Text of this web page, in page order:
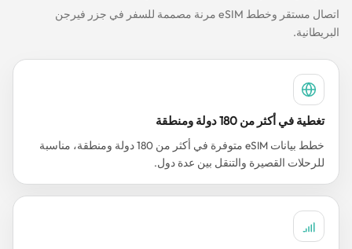
اتصال مستقر وخطط eSIM مرنة مصممة للسفر في جزر فيرجن
البريطانية.
تغطية في أكثر من 180 دولة ومنطقة
خطط بيانات eSIM متوفرة في أكثر من 180 دولة ومنطقة، مناسبة
للرحلات القصيرة والتنقل بين عدة دول.